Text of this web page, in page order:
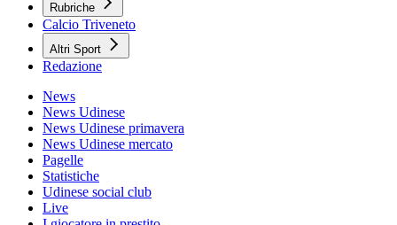
Rubriche
Calcio Triveneto
Altri Sport
Redazione
News
News Udinese
News Udinese primavera
News Udinese mercato
Pagelle
Statistiche
Udinese social club
Live